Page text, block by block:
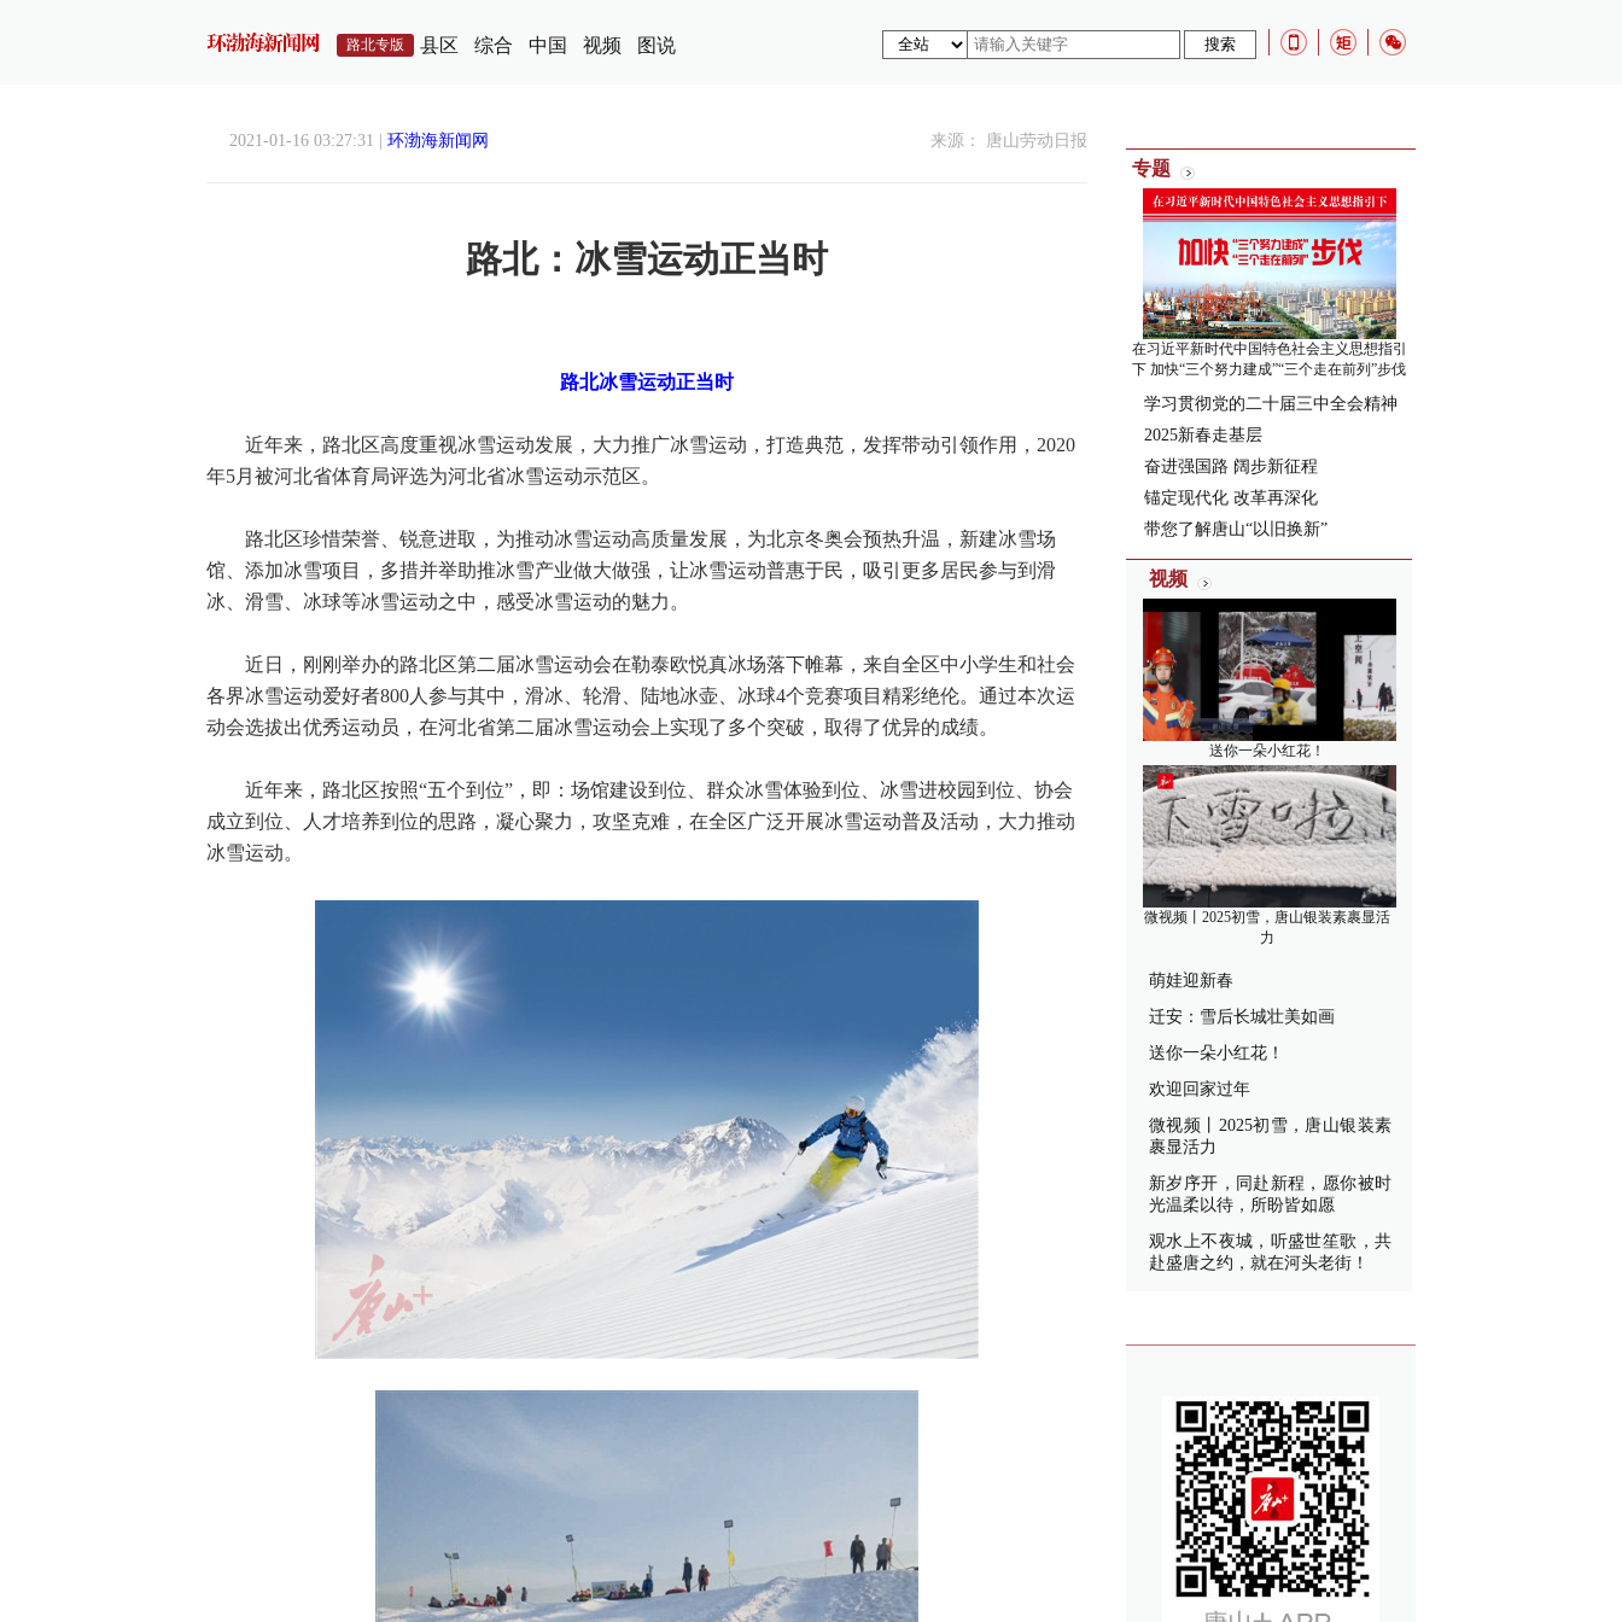
路北专版 县区 综合 中国 视频 图说
2021-01-16 03:27:31 | 环渤海新闻网 来源： 唐山劳动日报
路北：冰雪运动正当时
路北冰雪运动正当时
近年来，路北区高度重视冰雪运动发展，大力推广冰雪运动，打造典范，发挥带动引领作用，2020
年5月被河北省体育局评选为河北省冰雪运动示范区。
路北区珍惜荣誉、锐意进取，为推动冰雪运动高质量发展，为北京冬奥会预热升温，新建冰雪场
馆、添加冰雪项目，多措并举助推冰雪产业做大做强，让冰雪运动普惠于民，吸引更多居民参与到滑
冰、滑雪、冰球等冰雪运动之中，感受冰雪运动的魅力。
近日，刚刚举办的路北区第二届冰雪运动会在勒泰欧悦真冰场落下帷幕，来自全区中小学生和社会
各界冰雪运动爱好者800人参与其中，滑冰、轮滑、陆地冰壶、冰球4个竞赛项目精彩绝伦。通过本次运
动会选拔出优秀运动员，在河北省第二届冰雪运动会上实现了多个突破，取得了优异的成绩。
近年来，路北区按照“五个到位”，即：场馆建设到位、群众冰雪体验到位、冰雪进校园到位、协会
成立到位、人才培养到位的思路，凝心聚力，攻坚克难，在全区广泛开展冰雪运动普及活动，大力推动
冰雪运动。
专题
在习近平新时代中国特色社会主义思想指引
下 加快“三个努力建成”“三个走在前列”步伐
学习贯彻党的二十届三中全会精神
2025新春走基层
奋进强国路 阔步新征程
锚定现代化 改革再深化
带您了解唐山“以旧换新”
视频
送你一朵小红花！
微视频丨2025初雪，唐山银装素裹显活
力
萌娃迎新春
迁安：雪后长城壮美如画
送你一朵小红花！
欢迎回家过年
微视频丨2025初雪，唐山银装素
裹显活力
新岁序开，同赴新程，愿你被时
光温柔以待，所盼皆如愿
观水上不夜城，听盛世笙歌，共
赴盛唐之约，就在河头老街！